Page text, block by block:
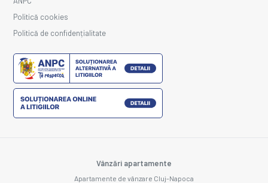
Politică cookies
Politică de confidențialitate
Vânzări apartamente
Apartamente de vânzare Cluj-Napoca